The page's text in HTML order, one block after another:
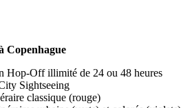
Copenhague
Hop-Off illimité de 24 ou 48 heures
Sightseeing
classique (rouge)